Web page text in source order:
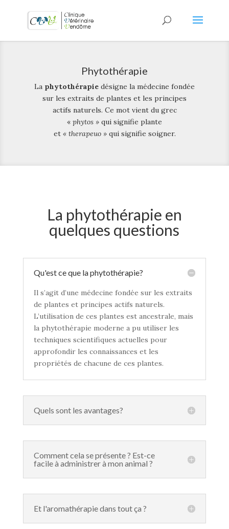
Phytothérapie
La phytothérapie désigne la médecine fondée
sur les extraits de plantes et les principes
actifs naturels. Ce mot vient du grec
« phytos » qui signifie plante
et « therapeuo »qui signifie soigner.
La phytothérapie en
quelques questions
Qu'est ce que la phytothérapie?
Il s’agit d’une médecine fondée sur les extraits
de plantes et principes actifs naturels.
L’utilisation de ces plantes est ancestrale, mais
la phytothérapie moderne a pu utiliser les
techniques scientifiques actuelles pour
approfondir les connaissances et les
propriétés de chacune de ces plantes.
Quels sont les avantages?
Comment cela se présente ? Est-ce
facile à administrer à mon animal ?
Et l'aromathérapie dans tout ça ?